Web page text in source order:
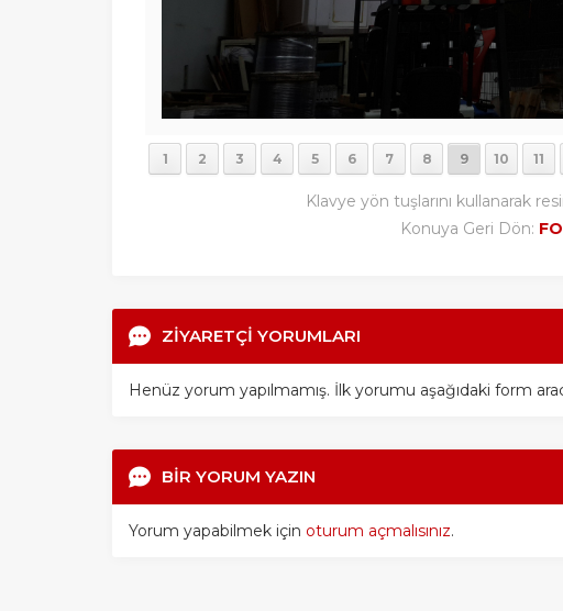
1 2 3 4 5 6 7 8 9 10 11
Klavye yön tuşlarını kullanarak
Konuya Geri Dön:
ZİYARETÇİ YORUMLARI
Henüz yorum yapılmamış. İlk yorumu aşağıdaki form
BİR YORUM YAZIN
Yorum yapabilmek için oturum açmalısınız.